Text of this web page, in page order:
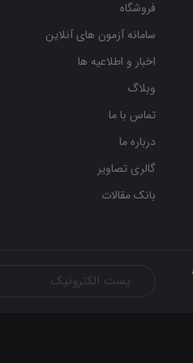
فروشگاه
سامانه آزمون های آنلاین
اخبار و اطلاعیه ها
وبلاگ
تماس با ما
درباره ما
گالری تصاویر
بانک مقالات